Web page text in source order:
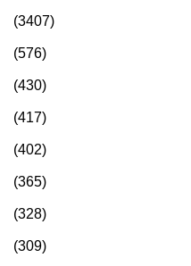
(3407)
(576)
(430)
(417)
(402)
(365)
(328)
(309)